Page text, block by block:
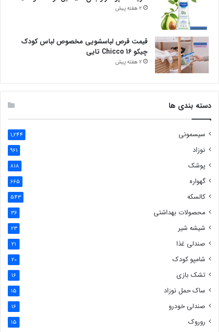
2 هفته پیش
قیمت قرص لباسشویی مخصوص لباس کودک
چیکو Chicco 16 تایی
2 هفته پیش
دسته بندی ها
سیسمونی 1,244
نوزاد 961
پوشک 818
گهواره 665
کالسکه 543
محصولات بهداشتی 36
شیشه شیر 23
صندلی غذا 21
شامپو کودک 20
تشک بازی 16
ساک حمل نوزاد 15
صندلی خودرو 16
روروک 15